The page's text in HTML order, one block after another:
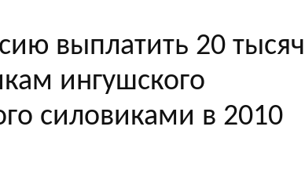
выплатить 20 тысяч
ингушского
силовиками в 2010